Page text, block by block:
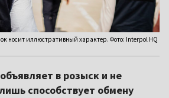
носит иллюстративный характер. Фото: Interpol HQ
в розыск и не
способствует обмену